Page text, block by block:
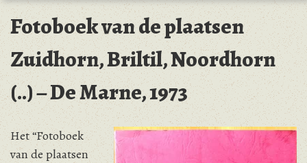
Fotoboek van de plaatsen
Zuidhorn, Briltil, Noordhorn
(..) – De Marne, 1973
Het “Fotoboek
van de plaatsen